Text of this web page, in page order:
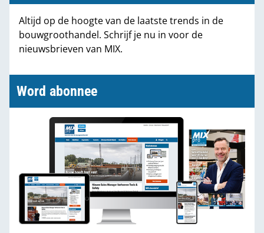
Altijd op de hoogte van de laatste trends in de
bouwgroothandel. Schrijf je nu in voor de
nieuwsbrieven van MIX.
Word abonnee